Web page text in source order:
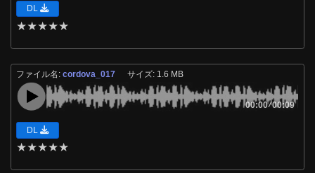
DL
★★★★★
ファイル名:cordova_017 サイズ: 1.6 MB
00:00/00:09
DL
★★★★★